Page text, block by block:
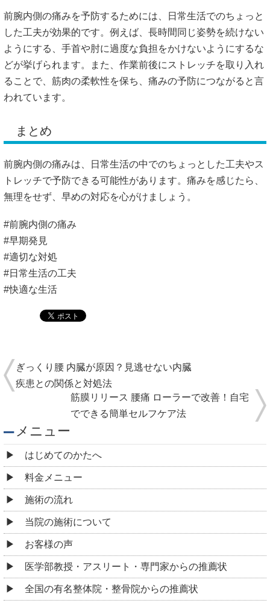
前腕内側の痛みを予防するためには、日常生活でのちょっと
した工夫が効果的です。 例えば、長時間同じ姿勢を続けない
ようにする、手首や肘に過度な負担をかけないようにするな
どが挙げられます。
また、作業前後にストレッチを取り入れ
ることで、筋肉の柔軟性を保ち、痛みの予防につながると言
われています。
まとめ
前腕内側の痛みは、日常生活の中でのちょっとした工夫やス
トレッチで予防できる可能性があります。 痛みを感じたら、
無理をせず、早めの対応を心がけましょう。
#前腕内側の痛み
#早期発見
#適切な対処
#日常生活の工夫
#快適な生活
ぎっくり腰 内臓が原因？見逃せない内臓
疾患との関係と対処法
筋膜リリース 腰痛 ローラーで改善！自宅
でできる簡単セルフケア法
メニュー
はじめてのかたへ
料金メニュー
施術の流れ
当院の施術について
お客様の声
医学部教授・アスリート・専門家からの推薦状
全国の有名整体院・整骨院からの推薦状